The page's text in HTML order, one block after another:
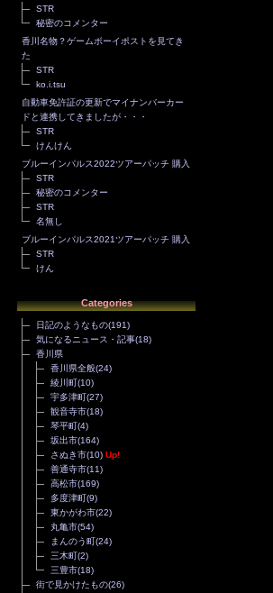
STR
秘密のコメンター
香川名物？ゲームボーイポストを見てき
た
STR
ko.i.tsu
自動車免許証の更新でマイナンバーカー
ドと連携してきましたが・・・
STR
けんけん
ブルーインパルス2022ツアーパッチ 購入
STR
秘密のコメンター
STR
名無し
ブルーインパルス2021ツアーパッチ 購入
STR
けん
Categories
日記のようなもの(191)
気になるニュース・記事(18)
香川県
香川県全般(24)
綾川町(10)
宇多津町(27)
観音寺市(18)
琴平町(4)
坂出市(164)
さぬき市(10) Up!
善通寺市(11)
高松市(169)
多度津町(9)
東かがわ市(22)
丸亀市(54)
まんのう町(24)
三木町(2)
三豊市(18)
街で見かけたもの(26)